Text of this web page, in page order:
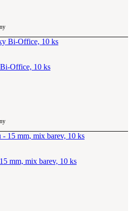
Office, 10 ks
mm, mix barev, 10 ks